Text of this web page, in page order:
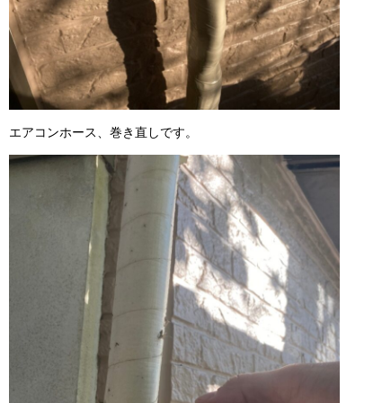
エアコンホース、巻き直しです。